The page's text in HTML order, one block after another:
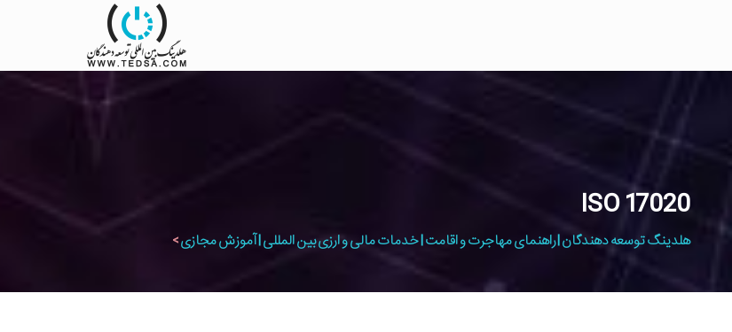
ISO 17020
هلدینگ توسعه دهندگان | راهنمای مهاجرت و اقامت | خدمات مالی و ارزی بین المللی | آموزش مجازی>